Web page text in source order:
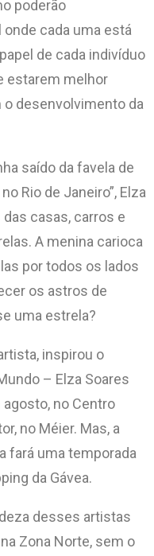
poderão
cada uma está
de cada indivíduo
estarem melhor
desenvolvimento da
saído da favela de
Rio de Janeiro”, Elza
casas, carros e
A menina carioca
por todos os lados
os astros de
uma estrela?
inspirou o
– Elza Soares
agosto, no Centro
no Méier. Mas, a
fará uma temporada
da Gávea.
desses artistas
Zona Norte, sem o